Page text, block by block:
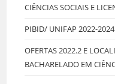
CIÊNCIAS SOCIAIS E
PIBID/ UNIFAP 2022-
OFERTAS 2022.2 E
BACHARELADO EM